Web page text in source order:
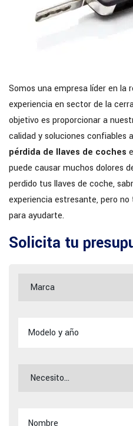
Somos una empresa líder en la
experiencia en sector de la
objetivo es proporcionar a
calidad y soluciones confiables
pérdida de llaves de coches
puede causar muchos dolores
perdido tus llaves de coche,
experiencia estresante, pero
para ayudarte.
Solicita tu